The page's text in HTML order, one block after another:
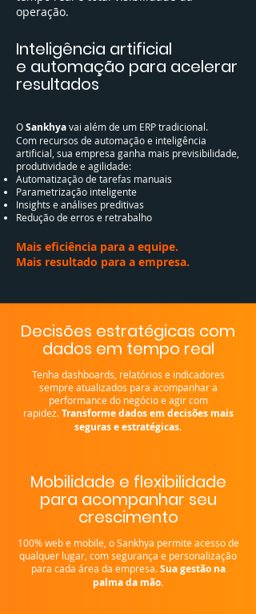
operação.
​​Inteligência artificial
e automação para acelerar
resultados
OSankhyavai além de um ERP tradicional.
Com recursos de automação e inteligência
artificial, sua empresa ganha mais previsibilidade,
produtividade e agilidade:
Automatização de tarefas manuais
Parametrização inteligente
Insights e análises preditivas
Redução de erros e retrabalho
Mais eficiência para a equipe.
Mais resultado para a empresa.
​​​​Decisões estratégicas com
dados em tempo real
Tenha dashboards, relatórios e indicadores
sempre atualizados para acompanhar a
performance do negócio e agir com
rapidez.Transforme dados em decisões mais
seguras e estratégicas.
​​​​Mobilidade e flexibilidade
para acompanhar seu
crescimento
100% web e mobile, o Sankhya permite acesso de
qualquer lugar, com segurança e personalização
para cada área da empresa.Sua gestão na
palma da mão.